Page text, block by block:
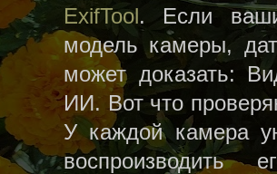
ExifTool. Если
модель камеры,
может доказать:
ИИ. Вот что
У каждой камера